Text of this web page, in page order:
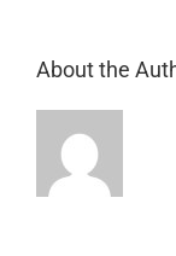
About the